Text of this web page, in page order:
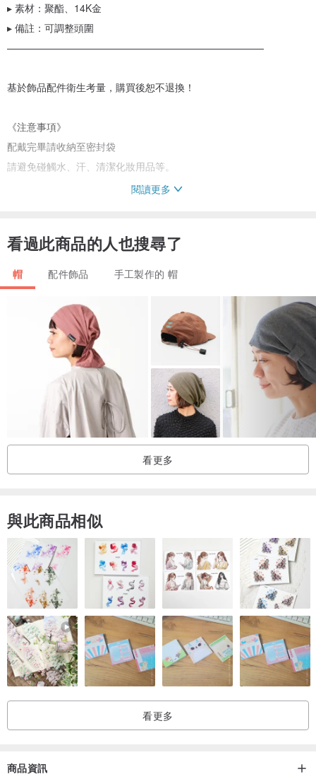
▸ 素材：聚酯、14K金
▸ 備註：可調整頭圍
——————————————————————————
基於飾品配件衛生考量，購買後恕不退換！
《注意事項》
配戴完畢請收納至密封袋
請避免碰觸水、汗、清潔化妝用品等。
若要求完美者建議購買前請確認。
▸ 預購追加時間14-30天製作期。
（從確定付款當天開始計算，不包括物流期。）
▸ 若為純銀針材質，因銀針較柔軟，耳針部分彎曲為正常現象，
可用手輕輕微調。
▸ 寶石與淡水珍珠屬於天然材料，每顆大小以及紋路皆有不同，
閱讀更多
看過此商品的人也搜尋了
帽 配件飾品 手工製作的 帽
看更多
與此商品相似
看更多
商品資訊